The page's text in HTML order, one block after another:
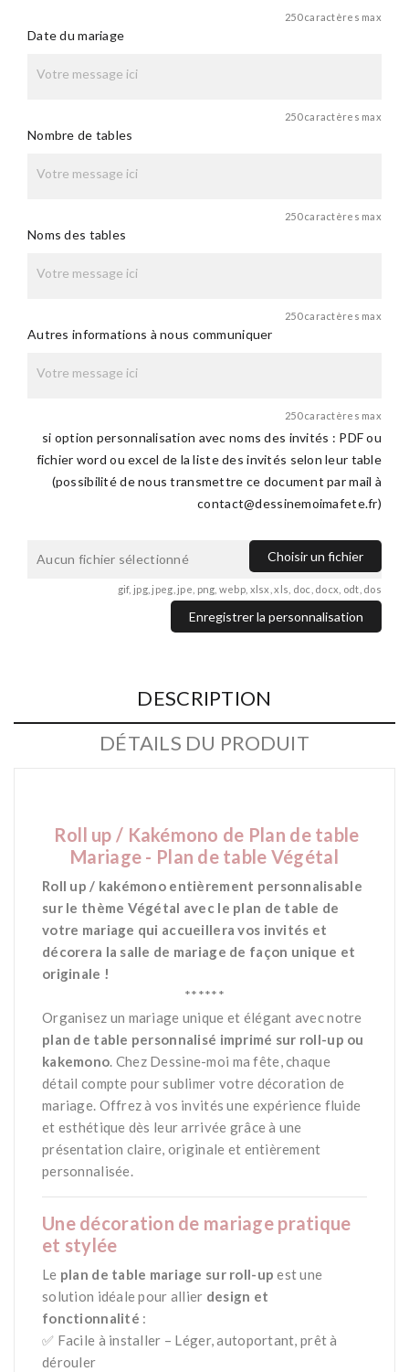
250 caractères max
Date du mariage
250 caractères max
Nombre de tables
250 caractères max
Noms des tables
250 caractères max
Autres informations à nous communiquer
250 caractères max
si option personnalisation avec noms des invités : PDF ou
fichier word ou excel de la liste des invités selon leur table
(possibilité de nous transmettre ce document par mail à
contact@dessinemoimafete.fr)
Aucun fichier sélectionné Choisir un fichier
gif, jpg, jpeg, jpe, png, webp, xlsx, xls, doc, docx, odt, dos
Enregistrer la personnalisation
DESCRIPTION
DÉTAILS DU PRODUIT
Roll up / Kakémono de Plan de table
Mariage - Plan de table Végétal
Roll up / kakémono entièrement personnalisable
sur le thème Végétal avec le plan de table de
votre mariage qui accueillera vos invités et
décorera la salle de mariage de façon unique et
originale !
******
Organisez un mariage unique et élégant avec notre
plan de table personnalisé imprimé sur roll-up ou
kakemono. Chez Dessine-moi ma fête, chaque
détail compte pour sublimer votre décoration de
mariage. Offrez à vos invités une expérience fluide
et esthétique dès leur arrivée grâce à une
présentation claire, originale et entièrement
personnalisée.
Une décoration de mariage pratique
et stylée
Le plan de table mariage sur roll-up est une
solution idéale pour allier design et
fonctionnalité :
✅ Facile à installer – Léger, autoportant, prêt à
dérouler